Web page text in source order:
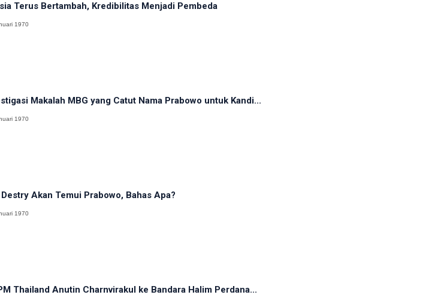
Terus Bertambah, Kredibilitas Menjadi Pembeda
1970
Makalah MBG yang Catut Nama Prabowo untuk Kandi...
1970
Akan Temui Prabowo, Bahas Apa?
1970
Thailand Anutin Charnvirakul ke Bandara Halim Perdana...